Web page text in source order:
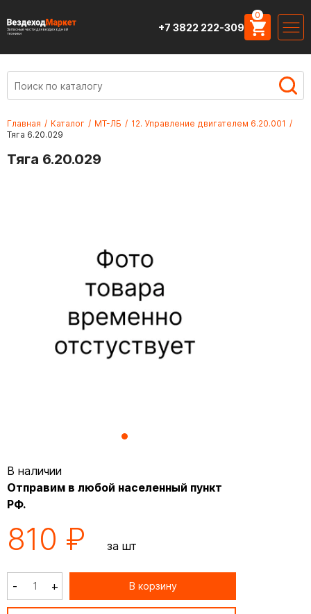
Запасные части для вездеходной
техники
+7 3822 222-309
0
Главная / Каталог / МТ-ЛБ / 12. Управление двигателем 6.20.001 /
Тяга 6.20.029
Тяга 6.20.029
В наличии
Отправим в любой населенный пункт
РФ.
810 ₽ за шт
- + В корзину